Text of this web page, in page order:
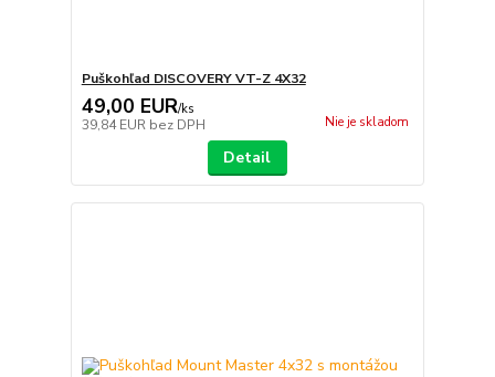
Puškohľad DISCOVERY VT-Z 4X32
49,00 EUR/ks
39,84 EUR bez DPH Nie je skladom
Detail